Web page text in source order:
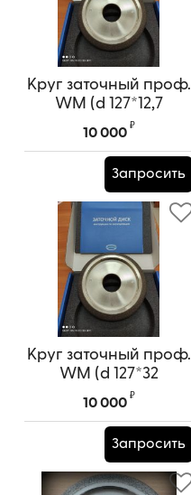
Круг заточный проф.
WM (d 127*12,7
ВЕСТРОН)
10 000
₽
Запросить
Круг заточный проф.
WM (d 127*32
ВЕСТРОН)
10 000
₽
Запросить